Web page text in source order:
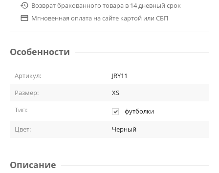
 Возврат бракованного товара в 14 дневный срок
 Мгновенная оплата на сайте картой или СБП
Особенности
Артикул:
JRY11
Размер:
XS
Тип:
футболки
Цвет: Черный
Описание